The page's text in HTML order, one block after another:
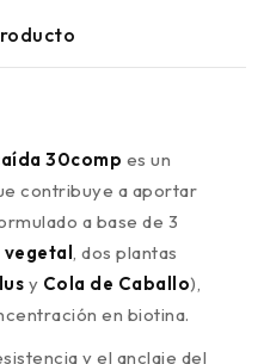
30comp es un
contribuye a aportar
a base de 3
vegetal , dos plantas
y Cola de Caballo),
en biotina.
y el anclaje del